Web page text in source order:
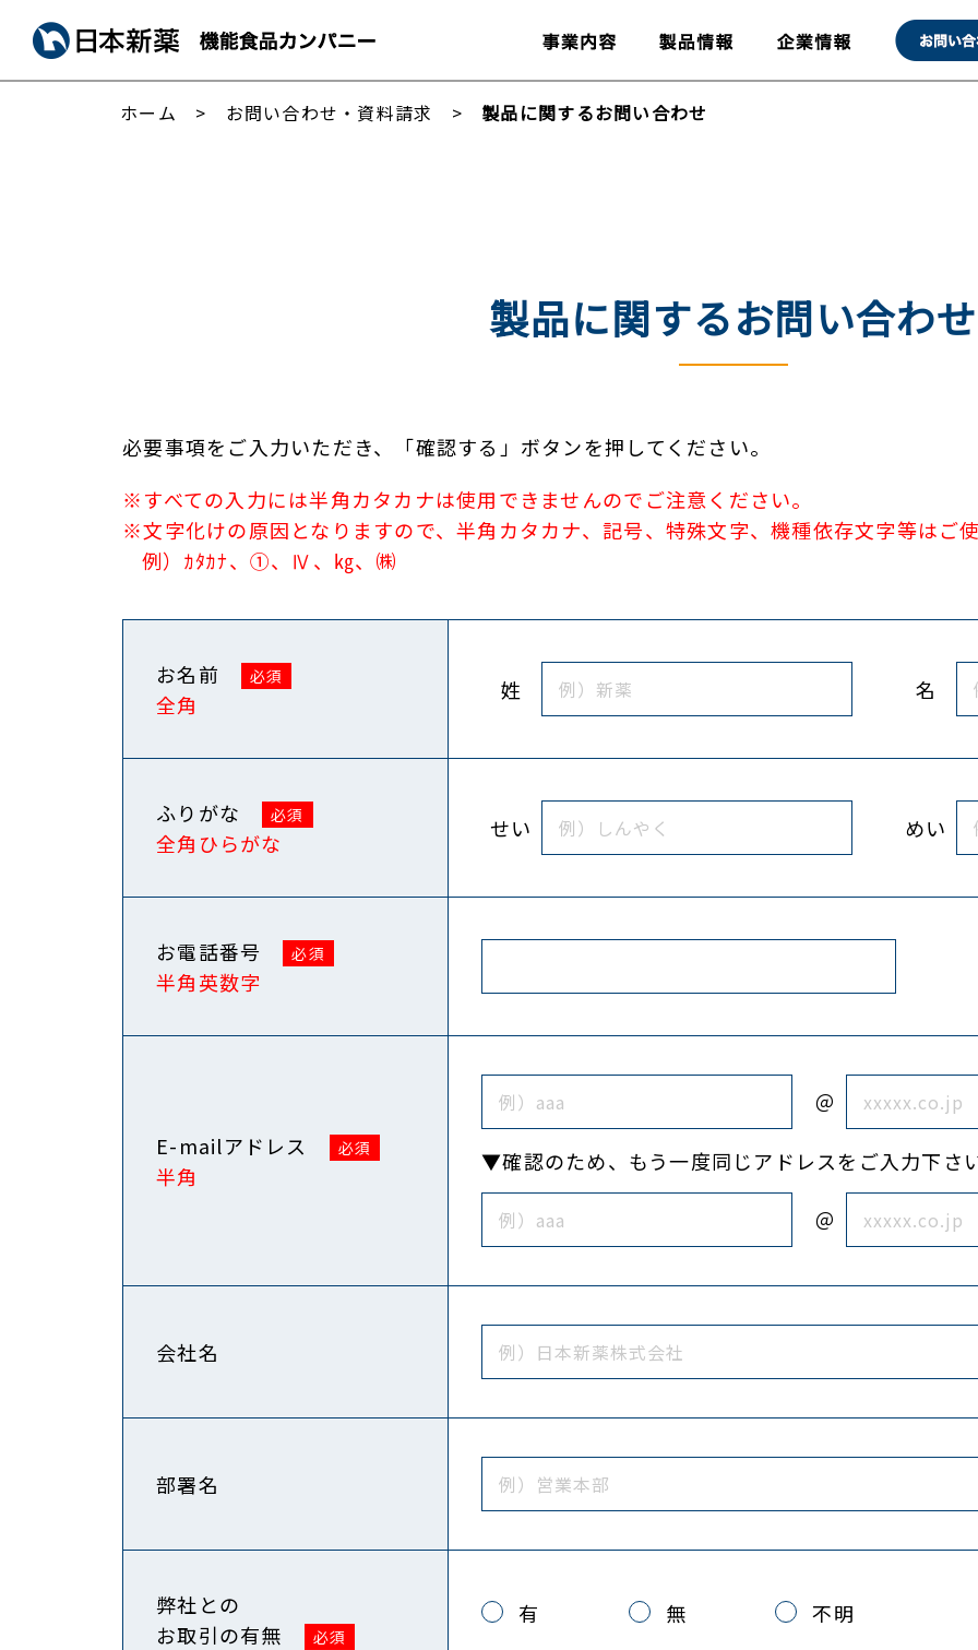
ホーム お問い合わせ・資料請求 製品に関するお問い合わせ
製品に関するお問い合わせ
必要事項をご入力いただき、「確認する」ボタンを押してください。
※すべての入力には半角カタカナは使用できませんのでご注意ください。
※文字化けの原因となりますので、半角カタカナ、記号、特殊文字、機種依存文字等はご
例）ｶﾀｶﾅ、①、Ⅳ、㎏、㈱
お名前
全角
姓 名
ふりがな
全角ひらがな
せい めい
お電話番号
半角英数字
E-mailアドレス
半角
＠
▼確認のため、もう一度同じアドレスをご入力下さ
＠
会社名
部署名
弊社との
お取引の有無
有 無 不明